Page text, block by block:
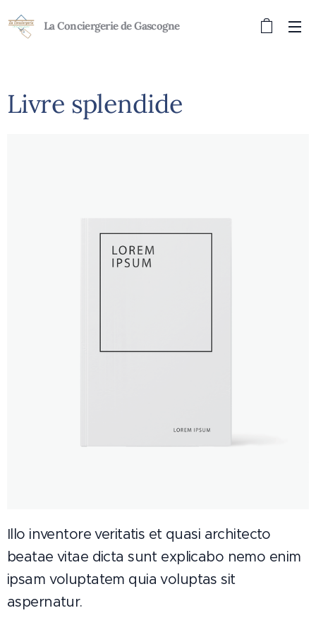
La Conciergerie de Gascogne
Livre splendide
Illo inventore veritatis et quasi architecto
beatae vitae dicta sunt explicabo nemo enim
ipsam voluptatem quia voluptas sit
aspernatur.